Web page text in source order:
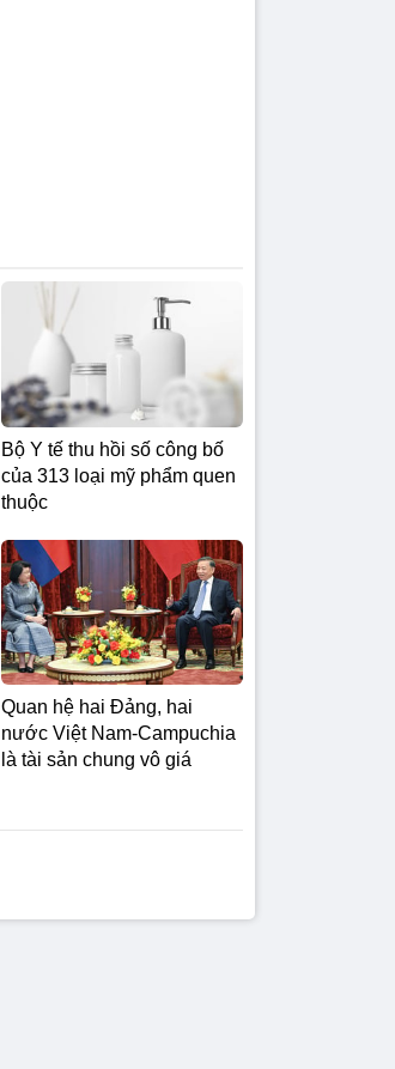
Bộ Y tế thu hồi số công bố
của 313 loại mỹ phẩm quen
thuộc
Quan hệ hai Đảng, hai
nước Việt Nam-Campuchia
là tài sản chung vô giá ​